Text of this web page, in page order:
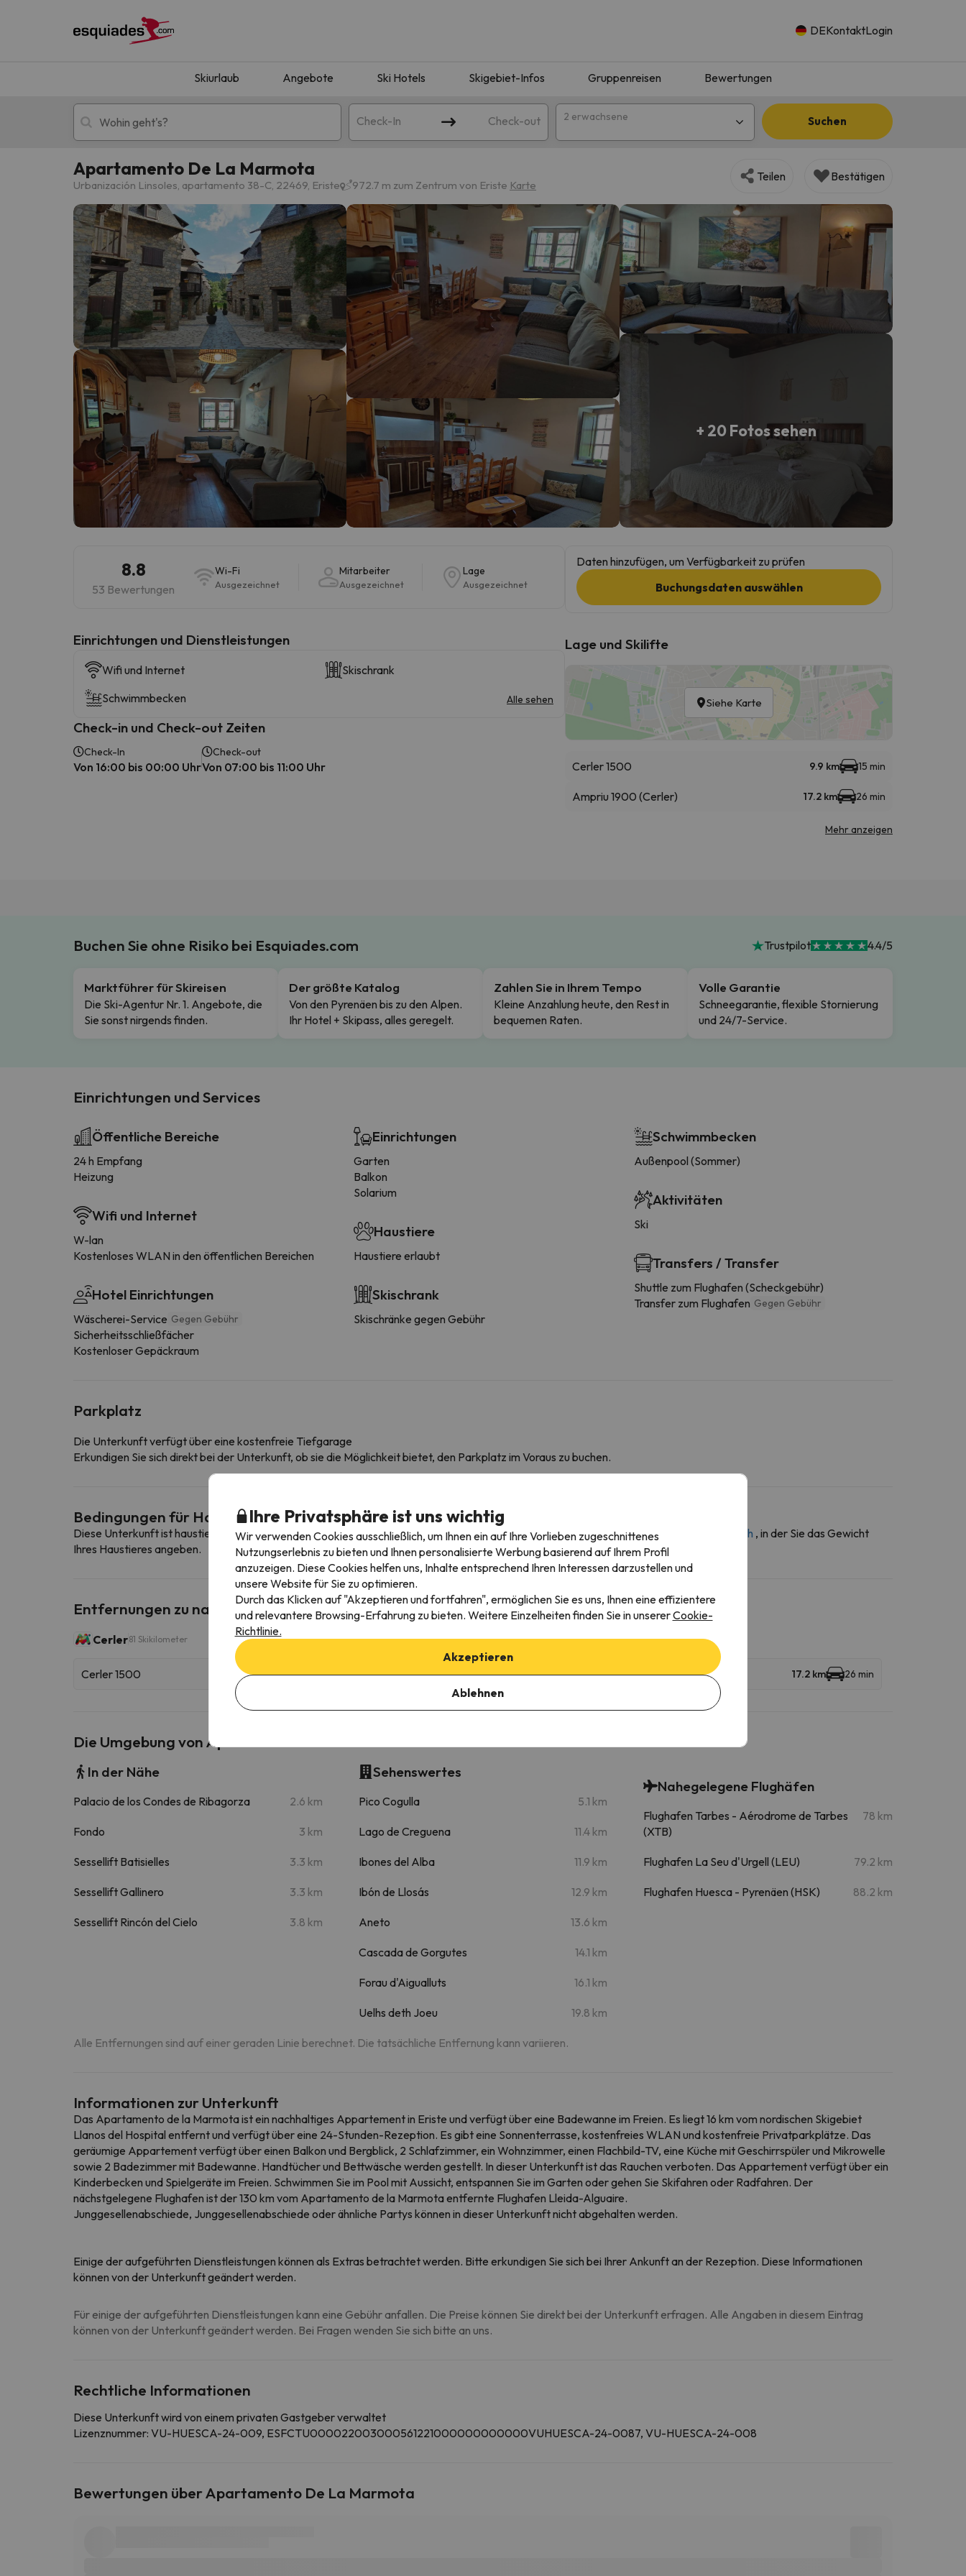
DEKontaktLogin
Skiurlaub Angebote Ski Hotels Skigebiet-Infos Gruppenreisen Bewertungen
Check-In Check-out 2 erwachsene Suchen
Skiurlaub Berghotels
Oops, wir haben keine Ergebnisse gefunden, die Ihrer Suche entsprechen. Versuchen Sie, das Ziel zu ändern.
Es sieht so aus, als hätte sich unser Sucher verirrt. Sobald er seinen Kompass gefunden hat, wird er zurück sein.
Apartamento De La Marmota
Urbanización Linsoles, apartamento 38-C, 22469, Eriste 972.7 m zum Zentrum von Eriste Karte
Teilen Bestätigen
+ 20 Fotos sehen
8.8
53 Bewertungen
Wi-Fi
Ausgezeichnet
Mitarbeiter
Ausgezeichnet
Lage
Ausgezeichnet
​Einrichtungen und Dienstleistungen
Wifi und Internet
Skischrank
Schwimmbecken
Alle sehen
Check-in und Check-out Zeiten
Check-In
Von 16:00 bis 00:00 Uhr
Check-out
Von 07:00 bis 11:00 Uhr
Daten hinzufügen, um Verfügbarkeit zu prüfen
Buchungsdaten auswählen
Lage und Skilifte
Siehe Karte
Cerler 1500 9.9 km 15 min
Ampriu 1900 (Cerler) 17.2 km 26 min
Mehr anzeigen
Buchen Sie ohne Risiko bei Esquiades.com Trustpilot 4.4/5
Marktführer für Skireisen
Die Ski-Agentur Nr. 1. Angebote, die
Sie sonst nirgends finden.
Der größte Katalog
Von den Pyrenäen bis zu den Alpen.
Ihr Hotel + Skipass, alles geregelt.
Zahlen Sie in Ihrem Tempo
Kleine Anzahlung heute, den Rest in
bequemen Raten.
Volle Garantie
Schneegarantie, flexible Stornierung
und 24/7-Service.
Einrichtungen und Services
Öffentliche Bereiche
24 h Empfang
Heizung
Wifi und Internet
W-lan
Kostenloses WLAN in den öffentlichen Bereichen
Hotel Einrichtungen
Wäscherei-Service Gegen Gebühr
Sicherheitsschließfächer
Kostenloser Gepäckraum
Einrichtungen
Garten
Balkon
Solarium
Haustiere
Haustiere erlaubt
Skischrank
Skischränke gegen Gebühr
Schwimmbecken
Außenpool (Sommer)
Aktivitäten
Ski
Transfers / Transfer
Shuttle zum Flughafen (Scheckgebühr)
Transfer zum Flughafen Gegen Gebühr
Parkplatz
Die Unterkunft verfügt über eine kostenfreie Tiefgarage
Erkundigen Sie sich direkt bei der Unterkunft, ob sie die Möglichkeit bietet, den Parkplatz im Voraus zu buchen.
Bedingungen für Haustiere
Diese Unterkunft ist haustierfreundlich. Um die Bedingungen einzusehen, senden Sie uns unbedingt eine Nachricht über den Kontaktbereich , in der Sie das Gewicht
Ihres Haustieres angeben.
Entfernungen zu nahe gelegenen Skigebieten
Cerler81 Skikilometer
Cerler 1500 9.9 km 15 min Ampriu 1900 (Cerler) 17.2 km 26 min
Die Umgebung von Apartamento De La Marmota
In der Nähe
Palacio de los Condes de Ribagorza 2.6 km
Fondo 3 km
Sessellift Batisielles 3.3 km
Sessellift Gallinero 3.3 km
Sessellift Rincón del Cielo 3.8 km
Sehenswertes
Pico Cogulla 5.1 km
Lago de Creguena 11.4 km
Ibones del Alba 11.9 km
Ibón de Llosás 12.9 km
Aneto 13.6 km
Cascada de Gorgutes 14.1 km
Forau d'Aigualluts 16.1 km
Uelhs deth Joeu 19.8 km
Nahegelegene Flughäfen
Flughafen Tarbes - Aérodrome de Tarbes
(XTB)
78 km
Flughafen La Seu d'Urgell (LEU) 79.2 km
Flughafen Huesca - Pyrenäen (HSK) 88.2 km
Alle Entfernungen sind auf einer geraden Linie berechnet. Die tatsächliche Entfernung kann variieren.
Informationen zur Unterkunft
Das Apartamento de la Marmota ist ein nachhaltiges Appartement in Eriste und verfügt über eine Badewanne im Freien. Es liegt 16 km vom nordischen Skigebiet
Llanos del Hospital entfernt und verfügt über eine 24-Stunden-Rezeption. Es gibt eine Sonnenterrasse, kostenfreies WLAN und kostenfreie Privatparkplätze. Das
geräumige Appartement verfügt über einen Balkon und Bergblick, 2 Schlafzimmer, ein Wohnzimmer, einen Flachbild-TV, eine Küche mit Geschirrspüler und Mikrowelle
sowie 2 Badezimmer mit Badewanne. Handtücher und Bettwäsche werden gestellt. In dieser Unterkunft ist das Rauchen verboten. Das Appartement verfügt über ein
Kinderbecken und Spielgeräte im Freien. Schwimmen Sie im Pool mit Aussicht, entspannen Sie im Garten oder gehen Sie Skifahren oder Radfahren. Der
nächstgelegene Flughafen ist der 130 km vom Apartamento de la Marmota entfernte Flughafen Lleida-Alguaire.
Junggesellenabschiede, Junggesellenabschiede oder ähnliche Partys können in dieser Unterkunft nicht abgehalten werden.
Einige der aufgeführten Dienstleistungen können als Extras betrachtet werden. Bitte erkundigen Sie sich bei Ihrer Ankunft an der Rezeption. Diese Informationen
können von der Unterkunft geändert werden.
Für einige der aufgeführten Dienstleistungen kann eine Gebühr anfallen. Die Preise können Sie direkt bei der Unterkunft erfragen. Alle Angaben in diesem Eintrag
können von der Unterkunft geändert werden. Bei Fragen wenden Sie sich bitte an uns.
Rechtliche Informationen
Diese Unterkunft wird von einem privaten Gastgeber verwaltet
Lizenznummer: VU-HUESCA-24-009, ESFCTU000022003000561221000000000000VUHUESCA-24-0087, VU-HUESCA-24-008
Bewertungen über Apartamento De La Marmota
Ihre Privatsphäre ist uns wichtig
Wir verwenden Cookies ausschließlich, um Ihnen ein auf Ihre Vorlieben zugeschnittenes
Nutzungserlebnis zu bieten und Ihnen personalisierte Werbung basierend auf Ihrem Profil
anzuzeigen. Diese Cookies helfen uns, Inhalte entsprechend Ihren Interessen darzustellen und
unsere Website für Sie zu optimieren.
Durch das Klicken auf "Akzeptieren und fortfahren", ermöglichen Sie es uns, Ihnen eine effizientere
und relevantere Browsing-Erfahrung zu bieten. Weitere Einzelheiten finden Sie in unsererCookie-
Richtlinie.
Akzeptieren
Ablehnen